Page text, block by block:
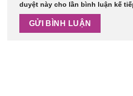
duyệt này cho lần bình luận kế